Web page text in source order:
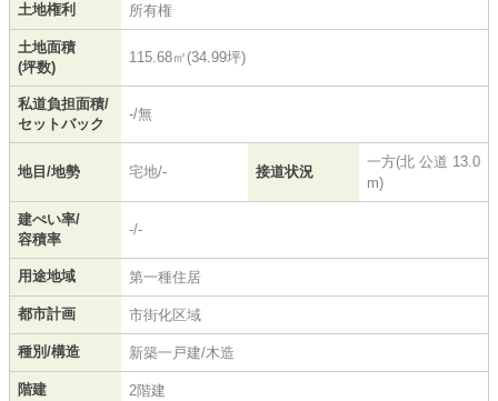
土地権利 所有権
土地面積
(坪数)
115.68㎡(34.99坪)
私道負担面積/
セットバック
-/無
地目/地勢 宅地/- 接道状況
一方(北 公道 13.0
m)
建ぺい率/
容積率
-/-
用途地域 第一種住居
都市計画 市街化区域
種別/構造 新築一戸建/木造
階建 2階建